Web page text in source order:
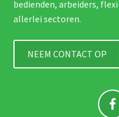
bedienden, arbeiders,
allerlei sectoren.
NEEM CONTACT OP